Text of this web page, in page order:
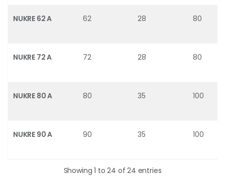
NUKRE 62 A 62 28 80
NUKRE 72 A 72 28 80
NUKRE 80 A 80 35 100
NUKRE 90 A 90 35 100
Showing 1 to 24 of 24 entries